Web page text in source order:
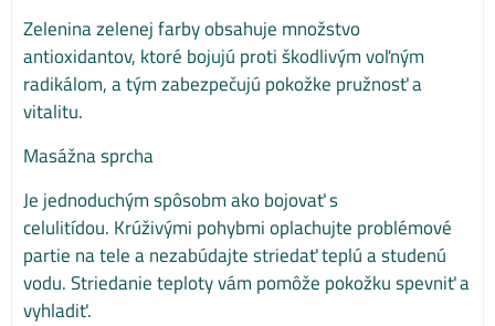
Zelenina zelenej farby obsahuje množstvo
antioxidantov, ktoré bojujú proti škodlivým voľným
radikálom, a tým zabezpečujú pokožke pružnosť a
vitalitu.
Masážna sprcha
Je jednoduchým spôsobm ako bojovať s
celulitídou. Krúživými pohybmi oplachujte problémové
partie na tele a nezabúdajte striedať teplú a studenú
vodu. Striedanie teploty vám pomôže pokožku spevniť a
vyhladiť.